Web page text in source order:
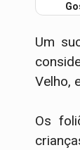
Um
Velho,
Os